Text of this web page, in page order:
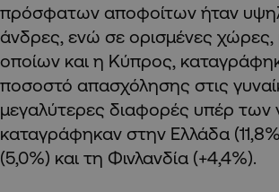
πρόσφατων αποφοίτων ήταν
άνδρες, ενώ σε ορισμένες
οποίων και η Κύπρος,
ποσοστό απασχόλησης στις
μεγαλύτερες διαφορές υπέρ των
καταγράφηκαν στην Ελλάδα
(5,0%) και τη Φινλανδία (+4,4%).